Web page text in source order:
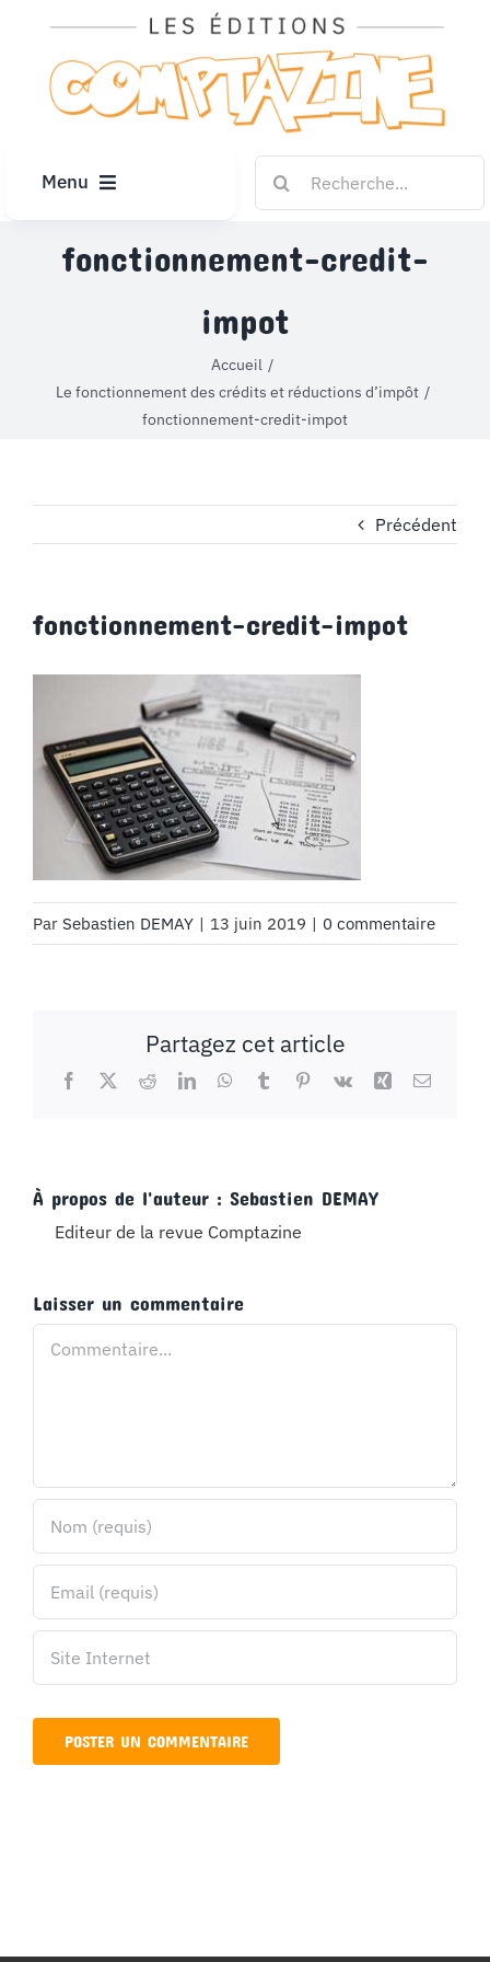
contenu
Menu
ACCUEIL
DIPLÔMES
STUDORIA
fonctionnement-credit-
impot
Accueil
Le fonctionnement des crédits et réductions d’impôt
fonctionnement-credit-impot
Précédent
fonctionnement-credit-impot
Par Sebastien DEMAY | 13 juin 2019 | 0 commentaire
Partagez cet article
Facebook
X RedditLinkedInWhatsApp
TumblrPinterest
Vk Xing Email
À propos de l'auteur : Sebastien DEMAY
Editeur de la revue Comptazine
Laisser un commentaire
Commentaire